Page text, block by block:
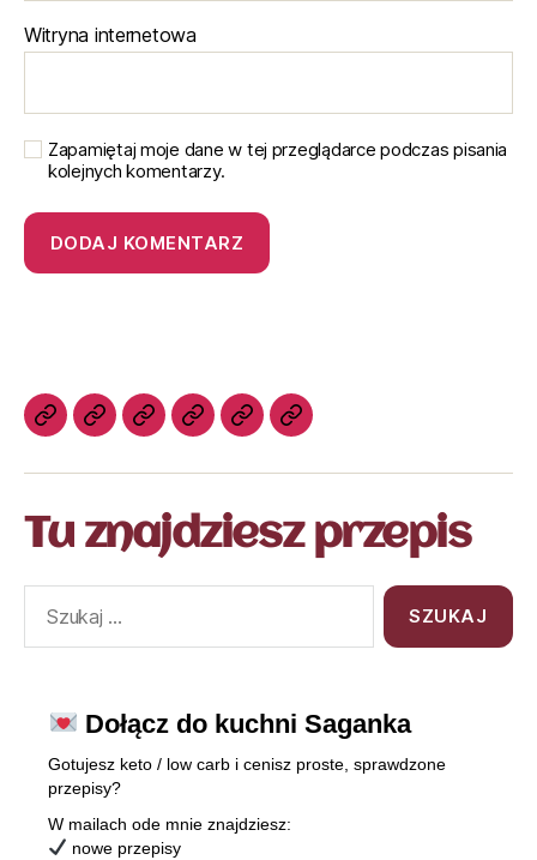
Witryna internetowa
Zapamiętaj moje dane w tej przeglądarce podczas pisania
kolejnych komentarzy.
Tu znajdziesz przepis
Dołącz do kuchni Saganka
Gotujesz keto / low carb i cenisz proste, sprawdzone
przepisy?
W mailach ode mnie znajdziesz:
nowe przepisy